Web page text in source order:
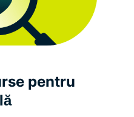
pentru